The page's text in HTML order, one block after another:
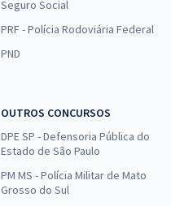
Seguro Social
PRF - Polícia Rodoviária Federal
PND
OUTROS CONCURSOS
DPE SP - Defensoria Pública do
Estado de São Paulo
PM MS - Polícia Militar de Mato
Grosso do Sul